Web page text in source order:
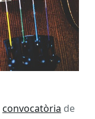
convocatòria de